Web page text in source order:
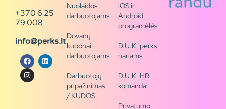
+370 6 25
79 008
info@perks.lt
Nuolaidos
darbuotojams
Dovanų
kuponai
darbuotojams
Darbuotojų
pripažinimas
/ KUDOS
iOS ir
Android
programėlės
D.U.K. perks
nariams
D.U.K. HR
komandai
Privatumo